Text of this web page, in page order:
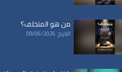
من هو المتخلف؟
التاريخ: 08/06/2026